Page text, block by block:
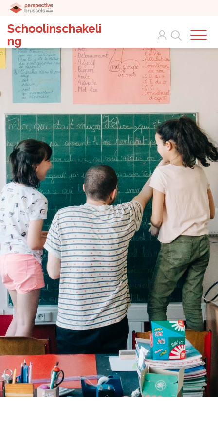
Schoolinschakeli
ng
Search